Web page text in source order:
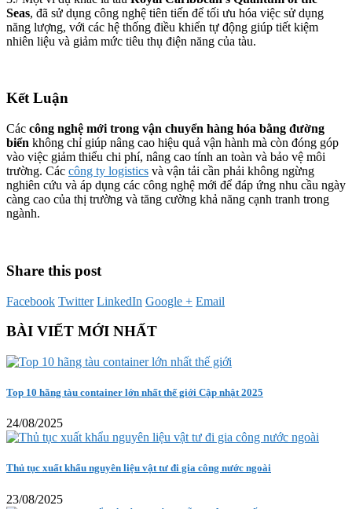
Seas, đã sử dụng công nghệ tiên tiến để tối ưu hóa việc sử dụng
năng lượng, với các hệ thống điều khiển tự động giúp tiết kiệm
nhiên liệu và giảm mức tiêu thụ điện năng của tàu.
Kết Luận
Các công nghệ mới trong vận chuyển hàng hóa bằng đường
biển không chỉ giúp nâng cao hiệu quả vận hành mà còn đóng góp
vào việc giảm thiểu chi phí, nâng cao tính an toàn và bảo vệ môi
trường. Các công ty logistics và vận tải cần phải không ngừng
nghiên cứu và áp dụng các công nghệ mới để đáp ứng nhu cầu ngày
càng cao của thị trường và tăng cường khả năng cạnh tranh trong
ngành.
Share this post
Facebook Twitter LinkedIn Google + Email
BÀI VIẾT MỚI NHẤT
Top 10 hãng tàu container lớn nhất thế giới Cập nhật 2025
24/08/2025
Thủ tục xuất khẩu nguyên liệu vật tư đi gia công nước ngoài
23/08/2025